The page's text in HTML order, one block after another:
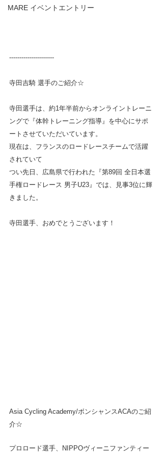
MARE イベントエントリー
----------------------
寺田吉騎 選手のご紹介☆
寺田選手は、約1年半前からオンライントレーニ
ングで『体幹トレーニング指導』を中心にサポ
ートさせていただいています。
現在は、フランスのロードレースチームで活躍
されていて
つい先日、広島県で行われた『第89回 全日本選
手権ロードレース 男子U23』では、見事3位に輝
きました。
寺田選手、おめでとうございます！
Asia Cycling Academy/ボンシャンスACAのご紹
介☆
プロロード選手、NIPPOヴィーニファンティー